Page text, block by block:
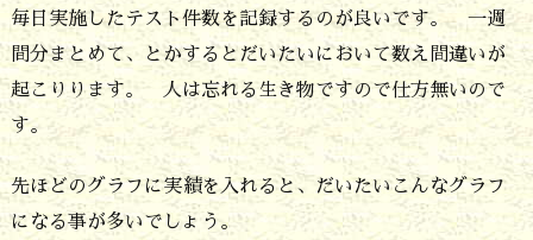
し
ょ
う
7.
グ
ラ
毎日実施したテスト件数を記録するのが良いです。 一週
間分まとめて、とかするとだいたいにおいて数え間違いが
起こりります。 人は忘れる生き物ですので仕方無いので
す。
先ほどのグラフに実績を入れると、だいたいこんなグラフ
になる事が多いでしょう。